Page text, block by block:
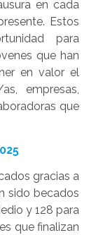
en cada
Estos
para
que han
en valor el
empresas,
que
gracias a
sido becados
y 128 para
que finalizan